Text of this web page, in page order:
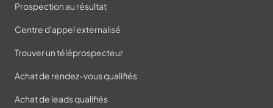
Prospection au résultat
Centre d'appel externalisé
Trouver un téléprospecteur
Achat de rendez-vous qualifiés
Achat de leads qualifiés